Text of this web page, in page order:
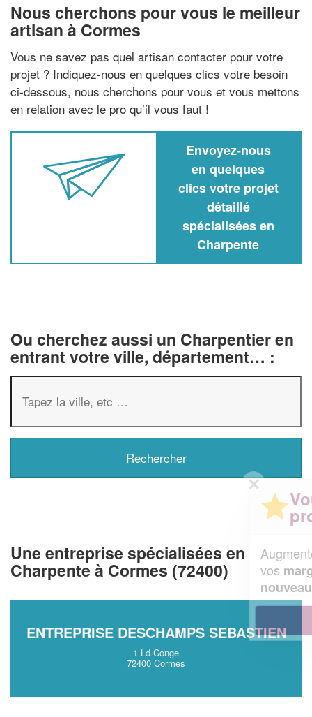
Nous cherchons pour vous le meilleur
artisan à Cormes
Vous ne savez pas quel artisan contacter pour votre
projet ? Indiquez-nous en quelques clics votre besoin
ci-dessous, nous cherchons pour vous et vous mettons
en relation avec le pro qu’il vous faut !
Envoyez-nous
en quelques
clics votre projet
détaillé
spécialisées en
Charpente
Ou cherchez aussi un Charpentier en
entrant votre ville, département… :
Une entreprise spécialisées en
Charpente à Cormes (72400)
ENTREPRISE DESCHAMPS SEBASTIEN
1 Ld Conge
72400 Cormes
✕
Augmentez votrechiffre d'affaireset
vosmargestout en gagnant de